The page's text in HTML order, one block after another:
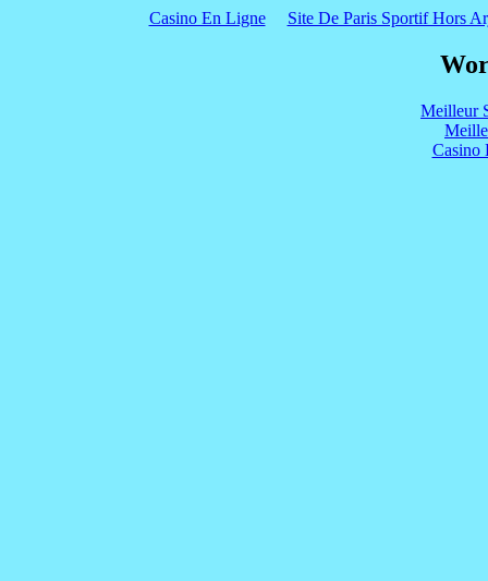
Casino En Ligne Site De Paris Sportif Hors
Meilleur
Casino